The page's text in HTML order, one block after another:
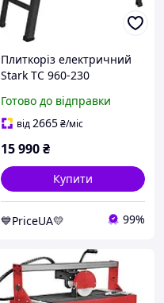
Плиткоріз електричний
Stark TC 960-230
Готово до відправки
від2665₴/міс
15 990₴
Купити
💙PriceUA💛 99%